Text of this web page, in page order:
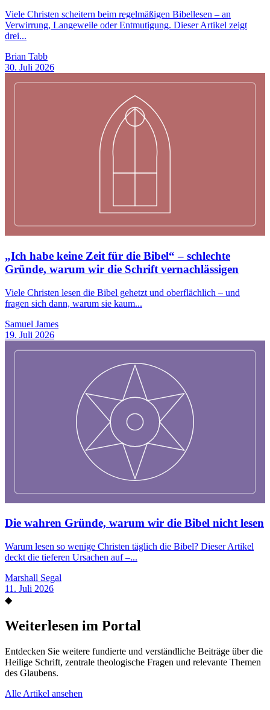
Viele Christen scheitern beim regelmäßigen Bibellesen – an
Verwirrung, Langeweile oder Entmutigung. Dieser Artikel zeigt
drei...
Brian Tabb
30. Juli 2026
„Ich habe keine Zeit für die Bibel“ – schlechte
Gründe, warum wir die Schrift vernachlässigen
Viele Christen lesen die Bibel gehetzt und oberflächlich – und
fragen sich dann, warum sie kaum...
Samuel James
19. Juli 2026
Die wahren Gründe, warum wir die Bibel nicht lesen
Warum lesen so wenige Christen täglich die Bibel? Dieser Artikel
deckt die tieferen Ursachen auf –...
Marshall Segal
11. Juli 2026
◆
Weiterlesen im Portal
Entdecken Sie weitere fundierte und verständliche Beiträge über die
Heilige Schrift, zentrale theologische Fragen und relevante Themen
des Glaubens.
Alle Artikel ansehen